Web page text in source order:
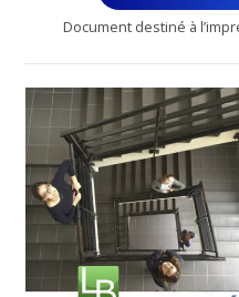
Document destiné à